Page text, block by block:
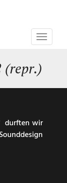
Toggle
(repr.)
durften wir